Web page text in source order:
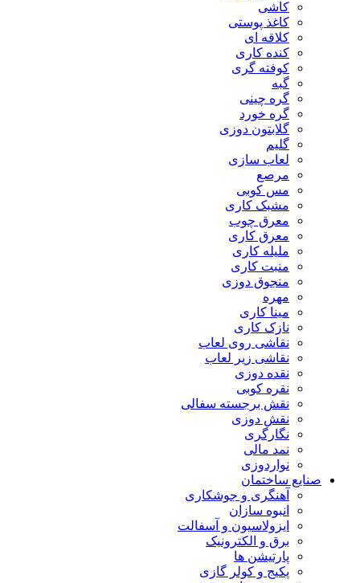
کاشی
کاغذ پوستی
کلاقه ای
کنده کاری
کوفته گری
گبه
گره چینی
گره خورد
گلابتون دوزی
گلیم
لعاب سازی
مرصع
مس کوبی
مشبک کاری
معرق چوب
معرق کاری
مليله کاری
منبت کاری
منجوق دوزی
مهره
مینا کاری
نازک کاری
نقاشی روی لعاب
نقاشی زیر لعاب
نقده دوزی
نقره کوبی
نقش برجسته سفالی
نقش دوزی
نگارگری
نمد مالی
نواردوزی
صنایع ساختمان
آهنگری و جوشکاری
انبوه سازان
ایزولاسیون و آسفالت
برق و الکترونیک
پارتیشن ها
پکیج و کولر گازی